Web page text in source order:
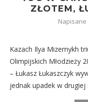
ZŁOTEM,
Kazach Ilya Mizernykh
Olimpijskich Młodzieży
– Łukasz Łukaszczyk
jednak upadek w